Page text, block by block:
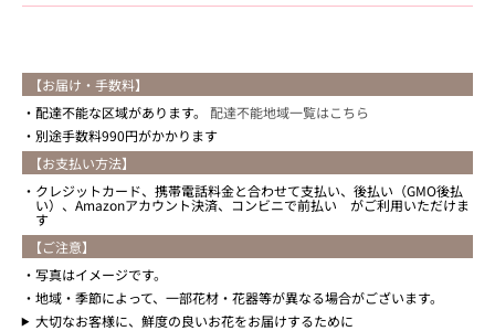
【お届け・手数料】
配達不能な区域があります。 配達不能地域一覧はこちら
別途手数料990円がかかります
【お支払い方法】
クレジットカード、携帯電話料金と合わせて支払い、後払い（GMO後払
い）、Amazonアカウント決済、コンビニで前払い がご利用いただけま
す
【ご注意】
写真はイメージです。
地域・季節によって、一部花材・花器等が異なる場合がございます。
大切なお客様に、鮮度の良いお花をお届けするために